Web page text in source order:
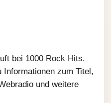
bei 1000 Rock Hits.
zum Titel,
und weitere